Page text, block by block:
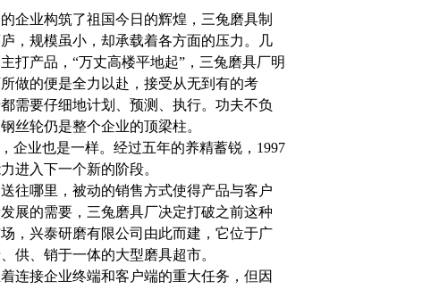
企业构筑了祖国今日的辉煌，三兔磨具制
，规模虽小，却承载着各方面的压力。几
打产品，“万丈高楼平地起”，三兔磨具厂明
做的便是全力以赴，接受从无到有的考
需要仔细地计划、预测、执行。功夫不负
丝轮仍是整个企业的顶梁柱。
企业也是一样。经过五年的养精蓄锐，1997
进入下一个新的阶段。
往哪里，被动的销售方式使得产品与客户
展的需要，三兔磨具厂决定打破之前这种
，兴泰研磨有限公司由此而建，它位于广
供、销于一体的大型磨具超市。
连接企业终端和客户端的重大任务，但因